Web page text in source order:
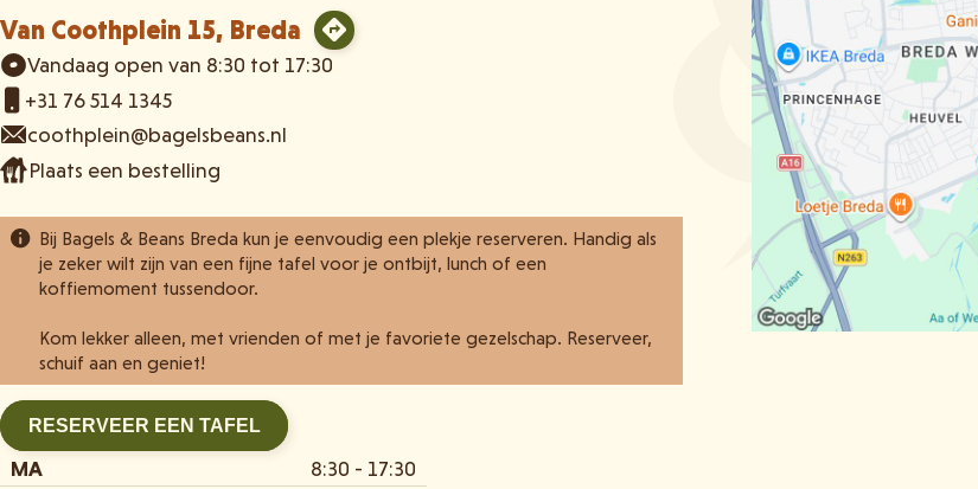
Van Coothplein 15, Breda
Vandaag open van 8:30 tot 17:30
+31 76 514 1345
coothplein@bagelsbeans.nl
Plaats een bestelling
Bij Bagels & Beans Breda kun je eenvoudig een plekje reserveren. Handig als
je zeker wilt zijn van een fijne tafel voor je ontbijt, lunch of een
koffiemoment tussendoor.
Kom lekker alleen, met vrienden of met je favoriete gezelschap. Reserveer,
schuif aan en geniet!
RESERVEER EEN TAFEL
MA
8:30 - 17:30